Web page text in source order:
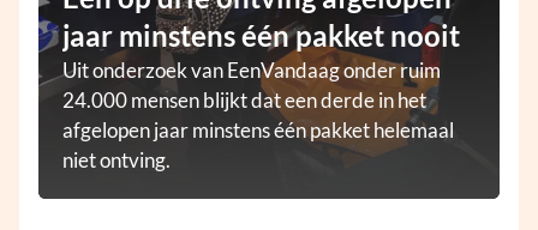
jaar minstens één pakket nooit
Uit onderzoek van EenVandaag onder ruim
24.000 mensen blijkt dat een derde in het
afgelopen jaar minstens één pakket helemaal
niet ontving.